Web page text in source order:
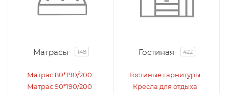
Матрасы 148
Матрас 80*190/200
Матрас 90*190/200
Гостиная 422
Гостиные гарнитуры
Кресла для отдыха